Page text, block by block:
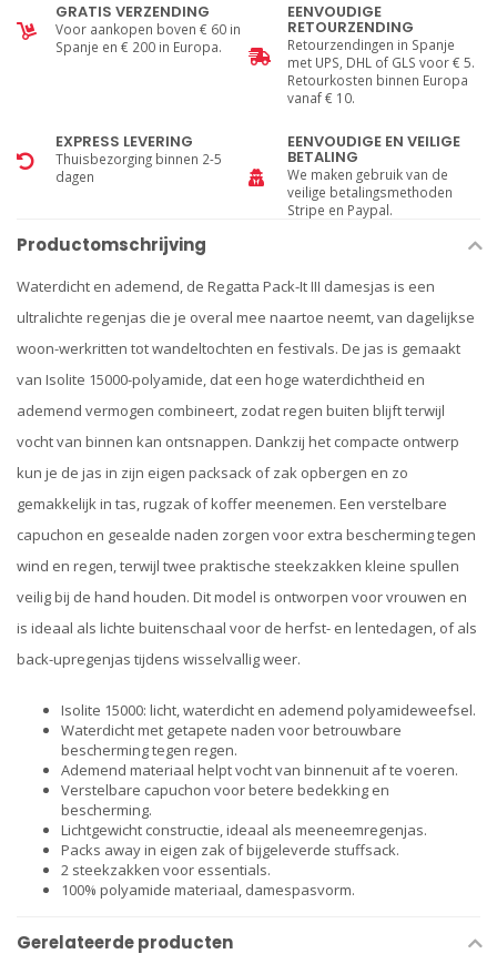
GRATIS VERZENDING
Voor aankopen boven € 60 in
Spanje en € 200 in Europa.
EENVOUDIGE
RETOURZENDING
Retourzendingen in Spanje
met UPS, DHL of GLS voor € 5.
Retourkosten binnen Europa
vanaf € 10.
EXPRESS LEVERING
Thuisbezorging binnen 2-5
dagen
EENVOUDIGE EN VEILIGE
BETALING
We maken gebruik van de
veilige betalingsmethoden
Stripe en Paypal.
Productomschrijving
Waterdicht en ademend, de Regatta Pack-It III damesjas is een
ultralichte regenjas die je overal mee naartoe neemt, van dagelijkse
woon-werkritten tot wandeltochten en festivals. De jas is gemaakt
van Isolite 15000-polyamide, dat een hoge waterdichtheid en
ademend vermogen combineert, zodat regen buiten blijft terwijl
vocht van binnen kan ontsnappen. Dankzij het compacte ontwerp
kun je de jas in zijn eigen packsack of zak opbergen en zo
gemakkelijk in tas, rugzak of koffer meenemen. Een verstelbare
capuchon en gesealde naden zorgen voor extra bescherming tegen
wind en regen, terwijl twee praktische steekzakken kleine spullen
veilig bij de hand houden. Dit model is ontworpen voor vrouwen en
is ideaal als lichte buitenschaal voor de herfst- en lentedagen, of als
back-upregenjas tijdens wisselvallig weer.
Isolite 15000: licht, waterdicht en ademend polyamideweefsel.
Waterdicht met getapete naden voor betrouwbare
bescherming tegen regen.
Ademend materiaal helpt vocht van binnenuit af te voeren.
Verstelbare capuchon voor betere bedekking en
bescherming.
Lichtgewicht constructie, ideaal als meeneemregenjas.
Packs away in eigen zak of bijgeleverde stuffsack.
2 steekzakken voor essentials.​
100% polyamide materiaal, damespasvorm.
Gerelateerde producten